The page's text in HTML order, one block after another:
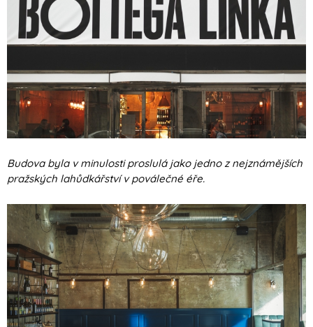
Budova byla v minulosti proslulá jako jedno z nejznámějších
pražských lahůdkářství v poválečné éře.